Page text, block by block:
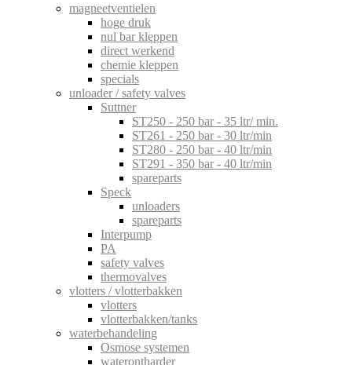
magneetventielen
hoge druk
nul bar kleppen
direct werkend
chemie kleppen
specials
unloader / safety valves
Suttner
ST250 - 250 bar - 35 ltr/ min.
ST261 - 250 bar - 30 ltr/min
ST280 - 250 bar - 40 ltr/min
ST291 - 350 bar - 40 ltr/min
spareparts
Speck
unloaders
spareparts
Interpump
PA
safety valves
thermovalves
vlotters / vlotterbakken
vlotters
vlotterbakken/tanks
waterbehandeling
Osmose systemen
waterontharder